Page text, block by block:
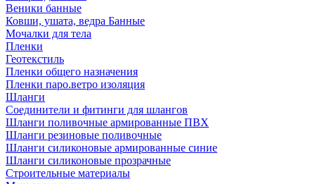
Веники банные
Ковши, ушата, ведра Банные
Мочалки для тела
Пленки
Геотекстиль
Пленки общего назначения
Пленки паро.ветро изоляция
Шланги
Соединители и фитинги для шлангов
Шланги поливочные армированные ПВХ
Шланги резиновые поливочные
Шланги силиконовые армированные синие
Шланги силиконовые прозрачные
Строительные материалы